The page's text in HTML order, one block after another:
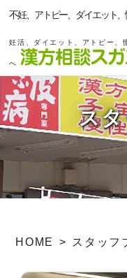
不妊、アトピー、ダイエット
妊活、ダイエット、アトピー、
へ
ス
HOME スタッフ